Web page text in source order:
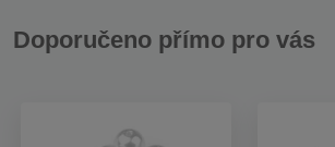
Doporučeno přímo pro vás